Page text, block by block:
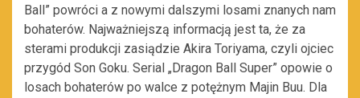
Ball” powróci a z nowymi dalszymi losami znanych nam
bohaterów. Najważniejszą informacją jest ta, że za
sterami produkcji zasiądzie Akira Toriyama, czyli ojciec
przygód Son Goku. Serial „Dragon Ball Super” opowie o
losach bohaterów po walce z potężnym Majin Buu. Dla